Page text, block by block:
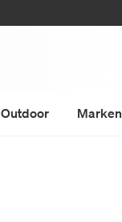
Outdoor Marken